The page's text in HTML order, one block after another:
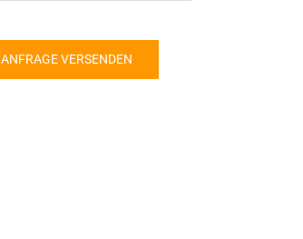
ANFRAGE VERSENDEN